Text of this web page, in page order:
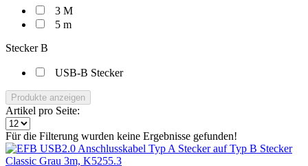
3 M
5 m
Stecker B
USB-B Stecker
Produkte anzeigen
Artikel pro Seite:
Für die Filterung wurden keine Ergebnisse gefunden!